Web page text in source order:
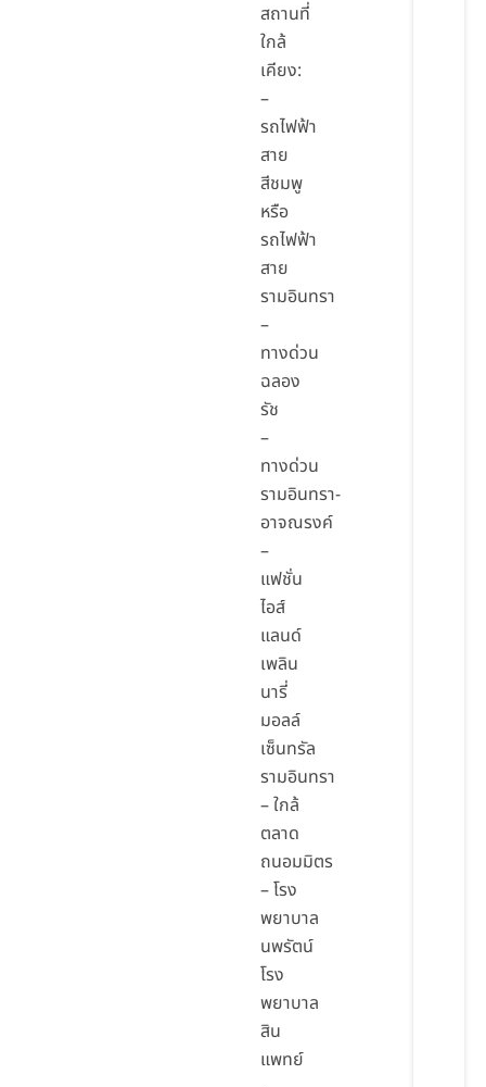
สถานที่
ใกล้
เคียง:
–
รถไฟฟ้า
สาย
สีชมพู
หรือ
รถไฟฟ้า
สาย
รามอินทรา
–
ทางด่วน
ฉลอง
รัช
–
ทางด่วน
รามอินทรา-
อาจณรงค์
–
แฟชั่น
ไอส์
แลนด์
เพลิน
นารี่
มอลล์
เซ็นทรัล
รามอินทรา
– ใกล้
ตลาด
ถนอมมิตร
– โรง
พยาบาล
นพรัตน์
โรง
พยาบาล
สิน
แพทย์